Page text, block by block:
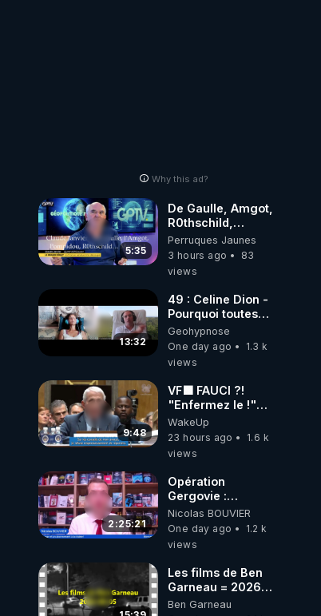
Why this ad?
5:35
De Gaulle, Amgot,
R0thschild,
Macron &
Pompidou…
Macron Claude
X 2024
Perruques Jaunes
3 hours ago
83
views
13:32
49 : Celine Dion -
Pourquoi toutes
ces rumeurs ?
Enquête sous
hypnose
Geohypnose
One day ago
1.3 k
views
9:48
VF🟩 FAUCI ?!
"Enfermez le !"
(Lock him up!) -
Quartz Traduction
WakeUp
23 hours ago
1.6 k
views
2:25:21
Opération
Gergovie :
‪@38resistancegauloise‬
‪@MarionSigautOfficiel‬
‪@gladysriifard5710‬
Nicolas BOUVIER
One day ago
1.2 k
views
Les films de Ben
Garneau = 2026-
08-05
Ben Garneau